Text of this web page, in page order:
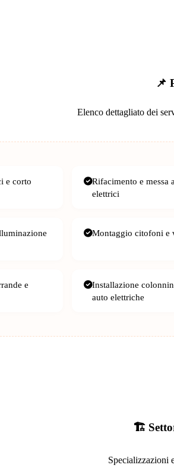
📌
Elenco dettagliato dei
e corto
Rifacimento e messa
elettrici
Montaggio citofoni e
e
Installazione
auto elettriche
🏗️
Specializzazioni